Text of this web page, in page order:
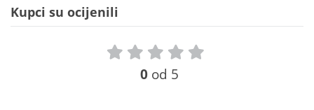
Kupci su ocijenili
0 od 5